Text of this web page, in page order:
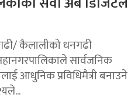
कैलालीको धनगढी
सार्वजनिक
आधुनिक प्रविधिमैत्री बनाउने